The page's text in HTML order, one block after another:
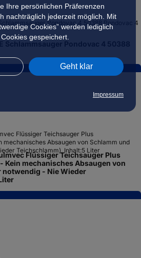
Ihre persönlichen Präferenzen
nachträglich jederzeit möglich. Mit
Cookies” werden lediglich
gespeichert.
Geht klar
Impressum
Schlammsauger Pondovac 4 50388
Flüssiger Teichsauger Plus
Kein mechanisches Absaugen von
notwendig - Nie Wieder